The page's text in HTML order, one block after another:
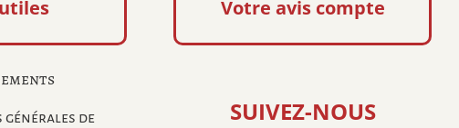
de
Votre avis compte
SUIVEZ-NOUS